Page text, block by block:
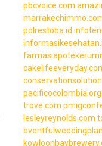
pbcvoice.com
polrestoba.id
pacificocolombia.org
trove.com
lesleyreynolds.com